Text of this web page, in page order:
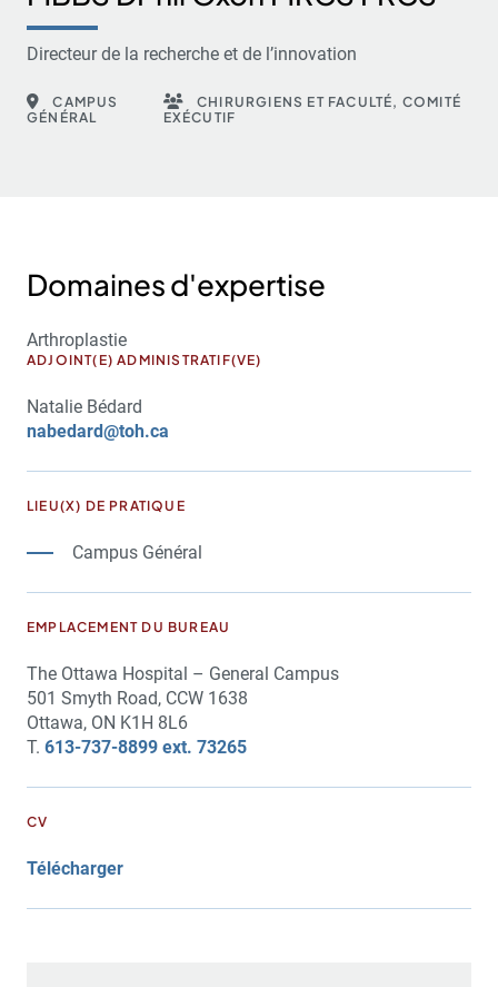
Directeur de la recherche et de l’innovation
CAMPUS
GÉNÉRAL
CHIRURGIENS ET FACULTÉ, COMITÉ
EXÉCUTIF
Domaines d'expertise
Arthroplastie
ADJOINT(E) ADMINISTRATIF(VE)
Natalie Bédard
nabedard@toh.ca
LIEU(X) DE PRATIQUE
Campus Général
EMPLACEMENT DU BUREAU
The Ottawa Hospital – General Campus
501 Smyth Road, CCW 1638
Ottawa, ON K1H 8L6
T. 613-737-8899 ext. 73265
CV
Télécharger